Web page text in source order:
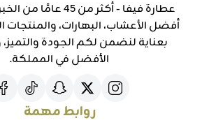
عطارة فيفا - أكثر من 45
أفضل الأعشاب، البهارات، والمنتجات
بعناية لنضمن لكم الجودة والتميز،
الأفضل في المملكة.
روابط مهمة